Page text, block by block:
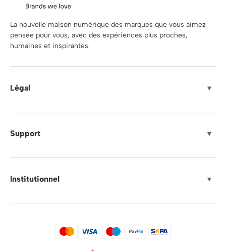
La nouvelle maison numérique des marques que vous aimez
pensée pour vous, avec des expériences plus proches,
humaines et inspirantes.
Légal ▼
Support ▼
Institutionnel ▼